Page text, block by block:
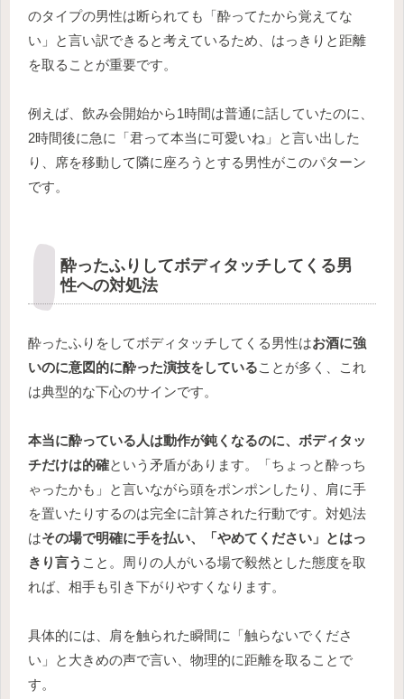
のタイプの男性は断られても「酔ってたから覚えてな
い」と言い訳できると考えているため、はっきりと距離
を取ることが重要です。
例えば、飲み会開始から1時間は普通に話していたのに、
2時間後に急に「君って本当に可愛いね」と言い出した
り、席を移動して隣に座ろうとする男性がこのパターン
です。
酔ったふりしてボディタッチしてくる男
性への対処法
酔ったふりをしてボディタッチしてくる男性はお酒に強
いのに意図的に酔った演技をしていることが多く、これ
は典型的な下心のサインです。
本当に酔っている人は動作が鈍くなるのに、ボディタッ
チだけは的確という矛盾があります。「ちょっと酔っち
ゃったかも」と言いながら頭をポンポンしたり、肩に手
を置いたりするのは完全に計算された行動です。対処法
はその場で明確に手を払い、「やめてください」とはっ
きり言う こと。周りの人がいる場で毅然とした態度を取
れば、相手も引き下がりやすくなります。
具体的には、肩を触られた瞬間に「触らないでくださ
い」と大きめの声で言い、物理的に距離を取ることで
す。